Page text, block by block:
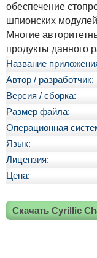
обеспечение
шпионских
Многие
продукты данного
Название
Автор / разработчик:
Версия / сборка:
Размер файла:
Операционная
Язык:
Лицензия:
Цена:
Скачать Cyrillic